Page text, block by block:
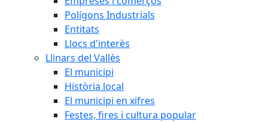
Polígons Industrials
Entitats
Llocs d'interès
Llinars del Vallès
El municipi
Història local
El municipi en xifres
Festes, fires i cultura popular